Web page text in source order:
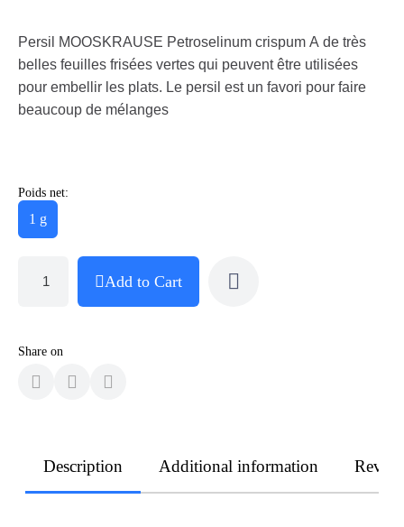
Persil MOOSKRAUSE Petroselinum crispum A de très
belles feuilles frisées vertes qui peuvent être utilisées
pour embellir les plats. Le persil est un favori pour faire
beaucoup de mélanges
Poids net:
1 g
Add to Cart
Share on
Description Additional information